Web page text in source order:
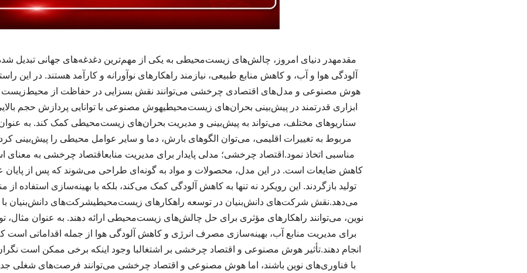
مقدمهدر دنیای امروز، چالش‌های زیست‌محیطی به یکی از مهم‌ترین دغدغه‌های جهانی تبدیل
آلودگی هوا و آب، و کاهش منابع طبیعی، نیازمند راهکارهای نوآورانه و کارآمد هستند. در این
هوش مصنوعی و مدل‌های اقتصادی چرخشی می‌توانند نقش بسزایی در حفاظت از محیط‌زیست
ابزاری قدرتمند در پیش‌بینی بحران‌های زیست‌محیطیهوش مصنوعی با توانایی پردازش حجم
سناریوهای مختلف، می‌تواند به پیش‌بینی و مدیریت بحران‌های زیست‌محیطی کمک کند. به عنوان
مربوط به تغییرات اقلیمی، می‌توان الگوهای بارش، دما و سایر عوامل محیطی را پیش‌بینی
مناسبی اتخاذ نمود.اقتصاد چرخشی؛ مدلی پایدار برای مدیریت منابعاقتصاد چرخشی به معنای
کاهش ضایعات است. در این مدل، محصولات و مواد به گونه‌ای طراحی می‌شوند که پس از پایان
تولید بازگردند. این رویکرد نه تنها به کاهش آلودگی کمک می‌کند، بلکه با بهینه‌سازی استفاده از
می‌دهد.نقش شرکت‌های دانش‌بنیان در توسعه راهکارهای زیست‌محیطیشرکت‌های دانش‌بنیان با
نوین، می‌توانند راهکارهای مؤثری برای حل چالش‌های زیست‌محیطی ارائه دهند. به عنوان
برای مدیریت منابع آب، بهینه‌سازی مصرف انرژی و کاهش آلودگی هوا از جمله اقداماتی است
انجام دهند.تأثیر هوش مصنوعی و اقتصاد چرخشی بر اشتغالبا وجود اینکه برخی ممکن است
با فناوری‌های نوین باشند، اما هوش مصنوعی و اقتصاد چرخشی می‌توانند فرصت‌های شغلی